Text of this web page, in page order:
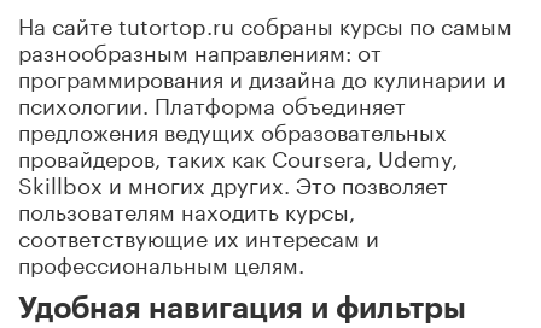
На сайте tutortop.ru собраны курсы по самым
разнообразным направлениям: от
программирования и дизайна до кулинарии и
психологии. Платформа объединяет
предложения ведущих образовательных
провайдеров, таких как Coursera, Udemy,
Skillbox и многих других. Это позволяет
пользователям находить курсы,
соответствующие их интересам и
профессиональным целям.
Удобная навигация и фильтры